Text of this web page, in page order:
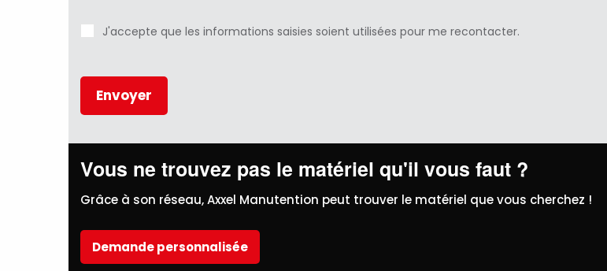
Vous ne trouvez pas le matériel qu'il vous faut ?
Grâce à son réseau, Axxel Manutention peut trouver le matériel que vous cherchez !
Demande personnalisée